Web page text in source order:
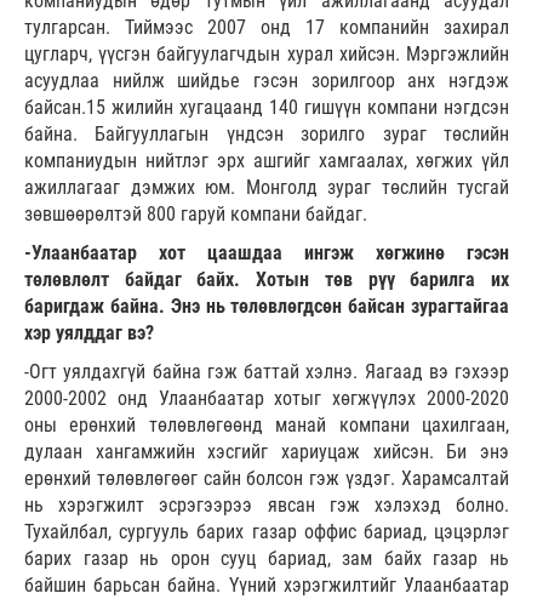
тулгарсан. Тиймээс 2007 онд 17 компанийн захирал
цугларч, үүсгэн байгуулагчдын хурал хийсэн. Мэргэжлийн
асуудлаа нийлж шийдье гэсэн зорилгоор анх нэгдэж
байсан.15 жилийн хугацаанд 140 гишүүн компани нэгдсэн
байна. Байгууллагын үндсэн зорилго зураг төслийн
компаниудын нийтлэг эрх ашгийг хамгаалах, хөгжих үйл
ажиллагааг дэмжих юм. Монголд зураг төслийн тусгай
зөвшөөрөлтэй 800 гаруй компани байдаг.
-Улаанбаатар хот цаашдаа ингэж хөгжинө гэсэн
төлөвлөлт байдаг байх. Хотын төв рүү барилга их
баригдаж байна. Энэ нь төлөвлөгдсөн байсан зурагтайгаа
хэр уялддаг вэ?
-Огт уялдахгүй байна гэж баттай хэлнэ. Яагаад вэ гэхээр
2000-2002 онд Улаанбаатар хотыг хөгжүүлэх 2000-2020
оны ерөнхий төлөвлөгөөнд манай компани цахилгаан,
дулаан хангамжийн хэсгийг хариуцаж хийсэн. Би энэ
ерөнхий төлөвлөгөөг сайн болсон гэж үздэг. Харамсалтай
нь хэрэгжилт эсрэгээрээ явсан гэж хэлэхэд болно.
Тухайлбал, сургууль барих газар оффис бариад, цэцэрлэг
барих газар нь орон сууц бариад, зам байх газар нь
байшин барьсан байна. Үүний хэрэгжилтийг Улаанбаатар